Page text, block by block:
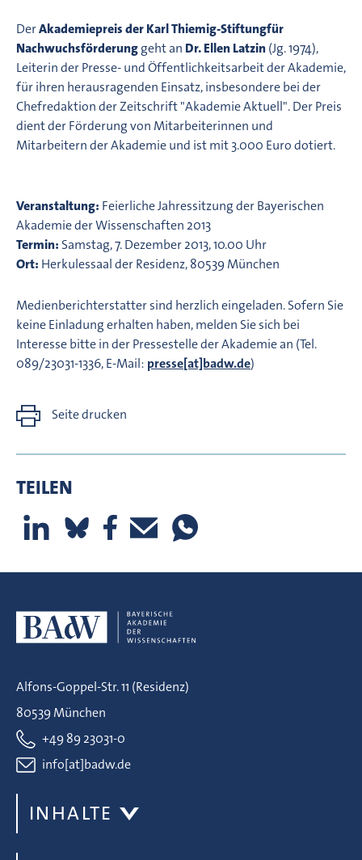
DerAkademiepreis der Karl Thiemig-Stiftungfür
Nachwuchsförderunggeht an Dr. Ellen Latzin(Jg. 1974),
Leiterin der Presse- und Öffentlichkeitsarbeit der Akademie,
für ihren herausragenden Einsatz, insbesondere bei der
Chefredaktion der Zeitschrift "Akademie Aktuell". Der Preis
dient der Förderung von Mitarbeiterinnen und
Mitarbeitern der Akademie und ist mit 3.000 Euro dotiert.
Veranstaltung: Feierliche Jahressitzung der Bayerischen
Akademie der Wissenschaften 2013
Termin: Samstag, 7. Dezember 2013, 10.00 Uhr
Ort: Herkulessaal der Residenz, 80539 München
Medienberichterstatter sind herzlich eingeladen. Sofern Sie
keine Einladung erhalten haben, melden Sie sich bei
Interesse bitte in der Pressestelle der Akademie an (Tel.
089/23031-1336, E-Mail: presse[at]badw.de)
Seite drucken
TEILEN
Alfons-Goppel-Str. 11 (Residenz)
80539 München
+49 89 23031-0
info[at]badw.de
INHALTE